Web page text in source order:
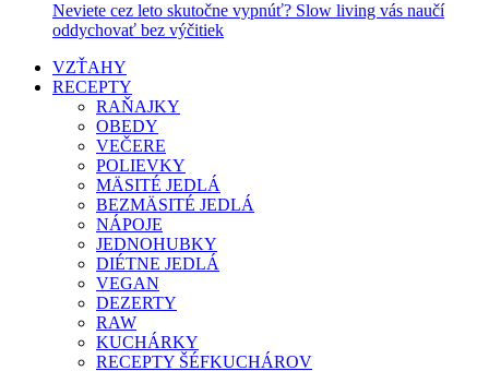
Neviete cez leto skutočne vypnúť? Slow living vás naučí
oddychovať bez výčitiek
VZŤAHY
RECEPTY
RAŇAJKY
OBEDY
VEČERE
POLIEVKY
MÄSITÉ JEDLÁ
BEZMÄSITÉ JEDLÁ
NÁPOJE
JEDNOHUBKY
DIÉTNE JEDLÁ
VEGAN
DEZERTY
RAW
KUCHÁRKY
RECEPTY ŠÉFKUCHÁROV